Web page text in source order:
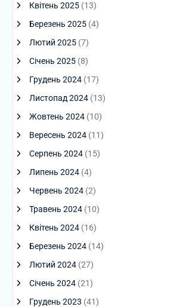
Квітень 2025(13)
Березень 2025(4)
Лютий 2025(7)
Січень 2025(8)
Грудень 2024(17)
Листопад 2024(13)
Жовтень 2024(10)
Вересень 2024(11)
Серпень 2024(15)
Липень 2024(4)
Червень 2024(2)
Травень 2024(10)
Квітень 2024(16)
Березень 2024(14)
Лютий 2024(27)
Січень 2024(21)
Грудень 2023 (41)